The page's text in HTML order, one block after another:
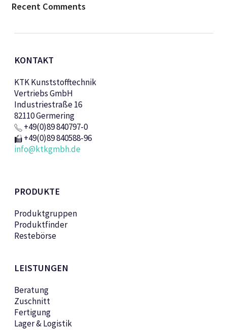
Recent Comments
KONTAKT
KTK Kunststofftechnik
Vertriebs GmbH
Industriestraße 16
82110 Germering
+49(0)89 840797-0
+49(0)89 840588-96
info@ktkgmbh.de
PRODUKTE
Produktgruppen
Produktfinder
Restebörse
LEISTUNGEN
Beratung
Zuschnitt
Fertigung
Lager & Logistik